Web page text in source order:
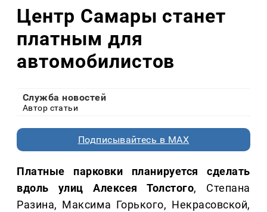
Центр Самары станет
платным для
автомобилистов
Служба новостей
Автор статьи
Подписывайтесь в MAX
Платные парковки планируется сделать
вдоль улиц Алексея Толстого, Степана
Разина, Максима Горького, Некрасовской,